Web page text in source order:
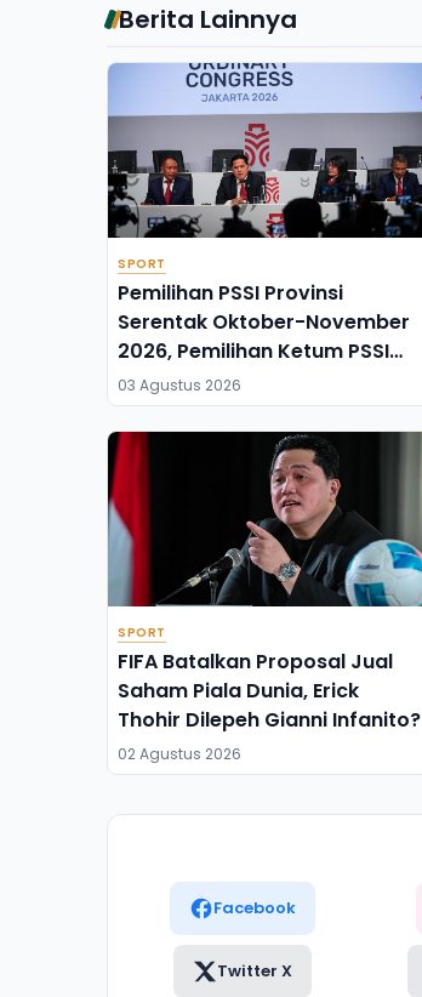
Berita Lainnya
SPORT
Pemilihan PSSI Provinsi
Serentak Oktober-November
2026, Pemilihan Ketum PSSI
Juli 2027
03 Agustus 2026
SPORT
FIFA Batalkan Proposal Jual
Saham Piala Dunia, Erick
Thohir Dilepeh Gianni Infanito?
02 Agustus 2026
Facebook
Twitter X